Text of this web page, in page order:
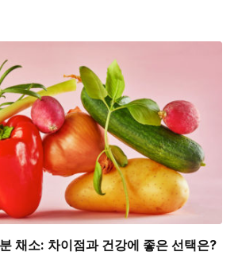
채소: 차이점과 건강에 좋은 선택은?